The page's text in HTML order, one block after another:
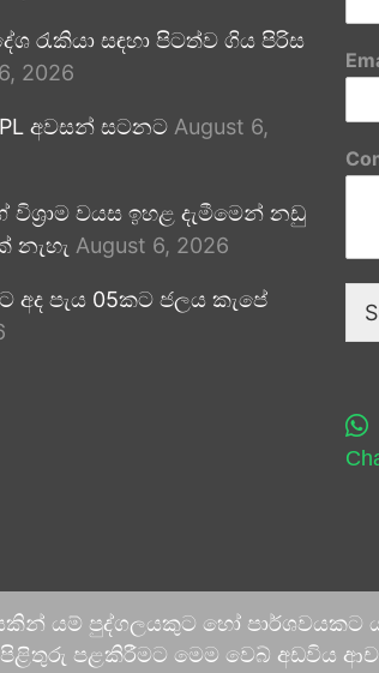
රැකියා සඳහා පිටත්ව ගිය පිරිස
2026
අවසන් සටනට August 6,
වයස ඉහළ දැමීමෙන් නඩු
නැහැ August 6, 2026
අද පැය 05කට ජලය කැපේ
යම් පුද්ගලයකුට හෝ
පළකිරීමට මෙම වෙබ් අඩවිය ආචාර